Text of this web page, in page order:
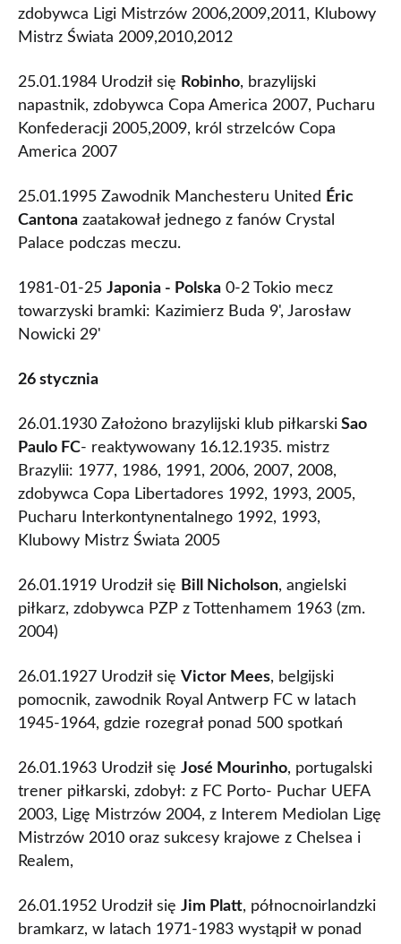
zdobywca Ligi Mistrzów 2006,2009,2011, Klubowy
Mistrz Świata 2009,2010,2012
25.01.1984 Urodził się Robinho, brazylijski
napastnik, zdobywca Copa America 2007, Pucharu
Konfederacji 2005,2009, król strzelców Copa
America 2007
25.01.1995 Zawodnik Manchesteru United Éric
Cantona zaatakował jednego z fanów Crystal
Palace podczas meczu.
1981-01-25 Japonia - Polska 0-2 Tokio mecz
towarzyski bramki: Kazimierz Buda 9', Jarosław
Nowicki 29'
26 stycznia
26.01.1930 Założono brazylijski klub piłkarski Sao
Paulo FC- reaktywowany 16.12.1935. mistrz
Brazylii: 1977, 1986, 1991, 2006, 2007, 2008,
zdobywca Copa Libertadores 1992, 1993, 2005,
Pucharu Interkontynentalnego 1992, 1993,
Klubowy Mistrz Świata 2005
26.01.1919 Urodził się Bill Nicholson, angielski
piłkarz, zdobywca PZP z Tottenhamem 1963 (zm.
2004)
26.01.1927 Urodził się Victor Mees, belgijski
pomocnik, zawodnik Royal Antwerp FC w latach
1945-1964, gdzie rozegrał ponad 500 spotkań
26.01.1963 Urodził się José Mourinho, portugalski
trener piłkarski, zdobył: z FC Porto- Puchar UEFA
2003, Ligę Mistrzów 2004, z Interem Mediolan Ligę
Mistrzów 2010 oraz sukcesy krajowe z Chelsea i
Realem,
26.01.1952 Urodził się Jim Platt, północnoirlandzki
bramkarz, w latach 1971-1983 wystąpił w ponad